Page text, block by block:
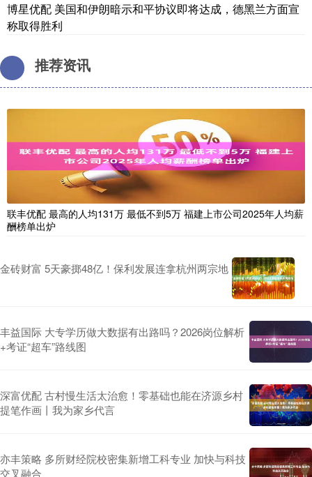
博星优配 美国和伊朗暗示和平协议即将达成，德黑兰方面宣
称取得胜利
推荐资讯
联丰优配 最高的人均131万 最低不到5万 福建上市公司2025年人均薪
酬榜单出炉
金砖财富 5天豪掷48亿！保利发展连拿杭州两宗地
丰益国际 大专学历做大数据有出路吗？2026岗位解析
+考证“超车”路线图
深富优配 古村慢生活太治愈！零基础也能在济源乡村
提笔作画丨我为家乡代言
亦丰策略 多所财经院校密集新增工科专业 加快与科技
交叉融合